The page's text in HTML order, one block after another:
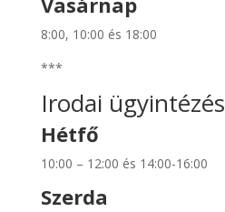
8:00, 10:00 és 18:00
***
Irodai ügyintézés
Hétfő
10:00 – 12:00 és 14:00-16:00
Szerda